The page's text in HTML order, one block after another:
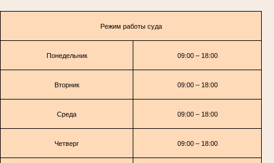
Режим работы суда
Понедельник 09:00 – 18:00
Вторник 09:00 – 18:00
Среда 09:00 – 18:00
Четверг 09:00 – 18:00